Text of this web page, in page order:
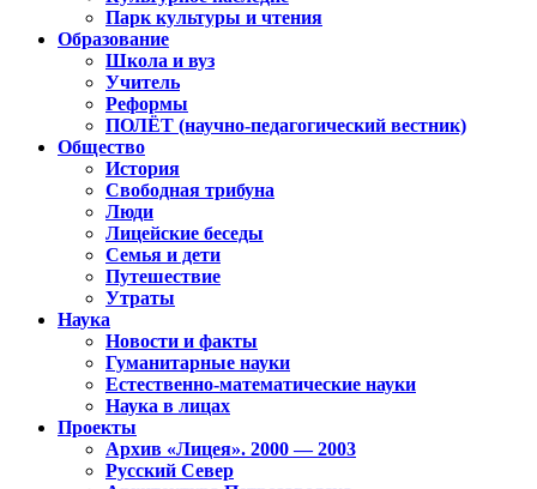
Парк культуры и чтения
Образование
Школа и вуз
Учитель
Реформы
ПОЛЁТ (научно-педагогический вестник)
Общество
История
Свободная трибуна
Люди
Лицейские беседы
Семья и дети
Путешествие
Утраты
Наука
Новости и факты
Гуманитарные науки
Естественно-математические науки
Наука в лицах
Проекты
Архив «Лицея». 2000 — 2003
Русский Север